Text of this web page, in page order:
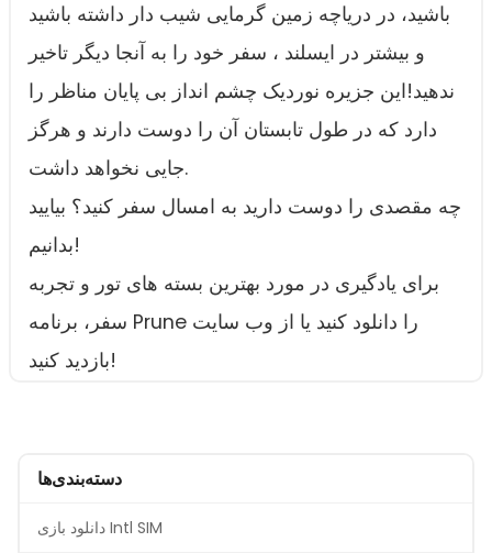
باشید، در دریاچه زمین گرمایی شیب دار داشته باشید
و بیشتر در ایسلند ، سفر خود را به آنجا دیگر تاخیر
ندهید!این جزیره نوردیک چشم انداز بی پایان مناظر را
دارد که در طول تابستان آن را دوست دارند و هرگز
جایی نخواهد داشت.
چه مقصدی را دوست دارید به امسال سفر کنید؟ بیایید
بدانیم!
برای یادگیری در مورد بهترین بسته های تور و تجربه
سفر، برنامه Prune را دانلود کنید یا از وب سایت
بازدید کنید!
دسته‌بندی‌ها
دانلود بازی Intl SIM